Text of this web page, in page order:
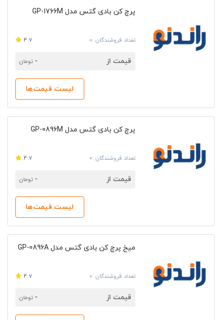
پرچ کن بادی گتس مدل GP-1766M
تعداد فروشندگان :0 4.7
قیمت از - تومان
لیست قیمت‌ها
پرچ کن بادی گتس مدل GP-0896M
تعداد فروشندگان :0 4.7
قیمت از - تومان
لیست قیمت‌ها
میخ پرچ کن بادی گتس مدل GP-0896A
تعداد فروشندگان :0 4.7
قیمت از - تومان